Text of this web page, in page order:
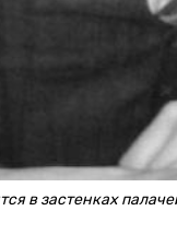
в застенках